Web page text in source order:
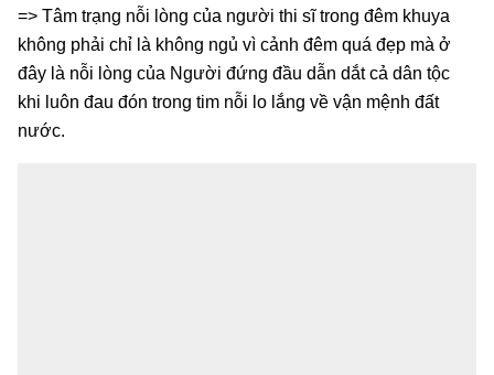
=> Tâm trạng nỗi lòng của người thi sĩ trong đêm khuya
không phải chỉ là không ngủ vì cảnh đêm quá đẹp mà ở
đây là nỗi lòng của Người đứng đầu dẫn dắt cả dân tộc
khi luôn đau đón trong tim nỗi lo lắng về vận mệnh đất
nước.